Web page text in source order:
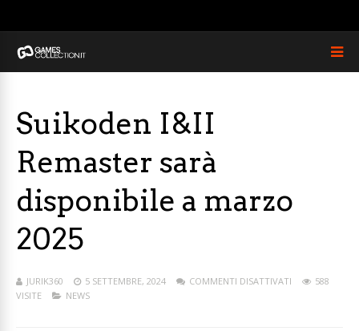
Suikoden I&II
Remaster sarà
disponibile a marzo
2025
JURIK360 5 SETTEMBRE, 2024 COMMENTI DISATTIVATI
588
VISITE
NEWS